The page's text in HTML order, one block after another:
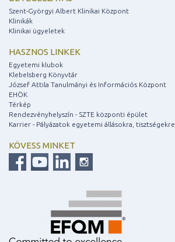
Szent-Györgyi Albert Klinikai Központ
Klinikák
Klinikai ügyeletek
HASZNOS LINKEK
Egyetemi klubok
Klebelsberg Könyvtár
József Attila Tanulmányi és Információs Központ
EHÖK
Térkép
Rendezvényhelyszín - SZTE központi épület
Karrier - Pályázatok egyetemi állásokra, tisztségekre
KÖVESS MINKET